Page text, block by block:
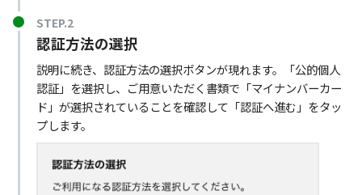
STEP.2
認証方法の選択
説明に続き、認証方法の選択ボタンが現れます。「公的個人
認証」を選択し、ご用意いただく書類で「マイナンバーカー
ド」が選択されていることを確認して「認証へ進む」をタッ
プします。